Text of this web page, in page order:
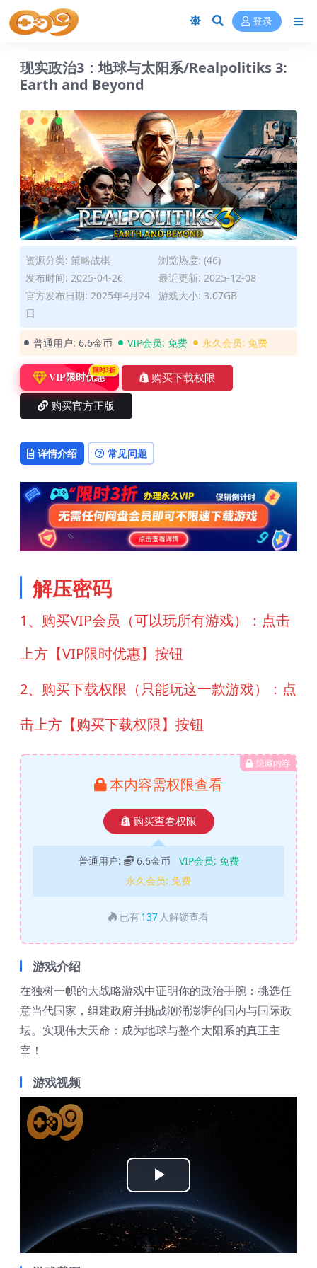
登录
现实政治3：地球与太阳系/Realpolitiks 3:
Earth and Beyond
资源分类: 策略战棋
浏览热度: (46)
发布时间: 2025-04-26
最近更新: 2025-12-08
官方发布日期: 2025年4月24
日
游戏大小: 3.07GB
普通用户: 6.6金币 VIP会员: 免费 永久会员: 免费
VIP限时优惠
限时3折
购买下载权限
购买官方正版
详情介绍 常见问题
解压密码
1、购买VIP会员（可以玩所有游戏）：点击
上方【VIP限时优惠】按钮
2、购买下载权限（只能玩这一款游戏）：点
击上方【购买下载权限】按钮
隐藏内容
本内容需权限查看
购买查看权限
普通用户: 6.6金币 VIP会员: 免费
永久会员: 免费
已有 137 人解锁查看
游戏介绍
在独树一帜的大战略游戏中证明你的政治手腕：挑选任
意当代国家，组建政府并挑战汹涌澎湃的国内与国际政
坛。实现伟大天命：成为地球与整个太阳系的真正主
宰！
游戏视频
Play
Video